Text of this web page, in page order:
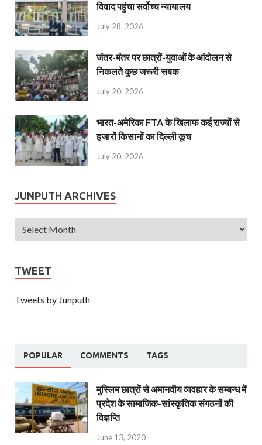
विवाद पहुंचा सर्वोच्च न्यायालय
July 28, 2026
जंतर-मंतर पर छात्रों-युवाओं के आंदोलन से
निकलते कुछ जरूरी सबक
July 20, 2026
भारत-अमेरिका FTA के खिलाफ कई राज्यों से
हजारों किसानों का दिल्ली कूच
July 20, 2026
JUNPUTH ARCHIVES
TWEET
Tweets by Junputh
POPULAR COMMENTS TAGS
मुस्लिम छात्रों से अमानवीय व्यवहार के सम्बन्ध में
प्रदेश के सामाजिक-सांस्कृतिक संगठनों की
विज्ञप्ति
June 13, 2020